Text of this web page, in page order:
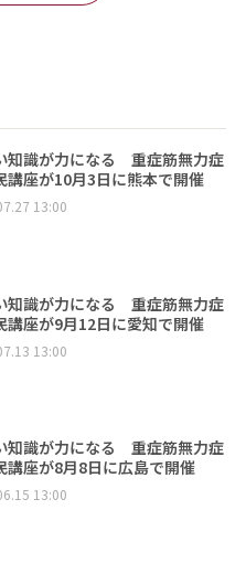
知識が力になる 重症筋無力症
講座が10月3日に熊本で開催
13:00
知識が力になる 重症筋無力症
講座が9月12日に愛知で開催
13:00
知識が力になる 重症筋無力症
講座が8月8日に広島で開催
13:00